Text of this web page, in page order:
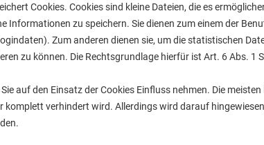
Cookies. Cookies sind kleine Dateien, die es
Informationen zu speichern. Sie dienen zum einem der
Zum anderen dienen sie, um die statistischen
zu können. Die Rechtsgrundlage hierfür ist Art. 6 Abs. 1
auf den Einsatz der Cookies Einfluss nehmen. Die
komplett verhindert wird. Allerdings wird darauf